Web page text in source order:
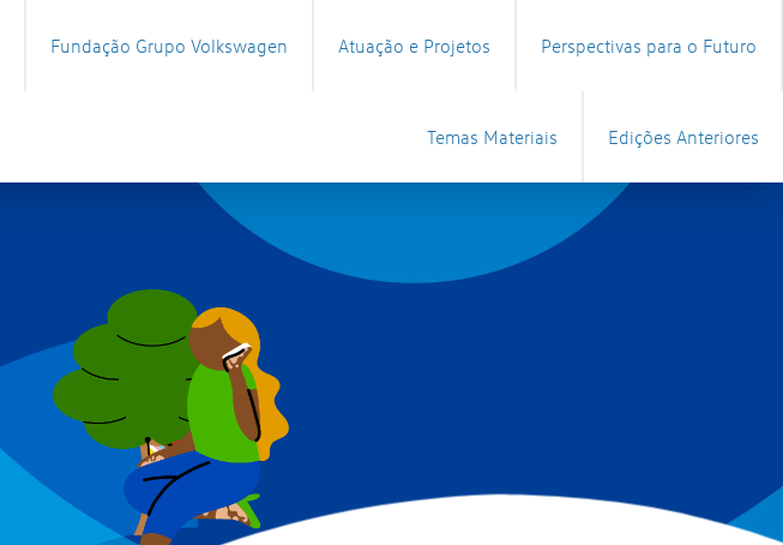
Fundação Grupo Volkswagen Atuação e Projetos Perspectivas para o Futuro
Temas Materiais Edições Anteriores